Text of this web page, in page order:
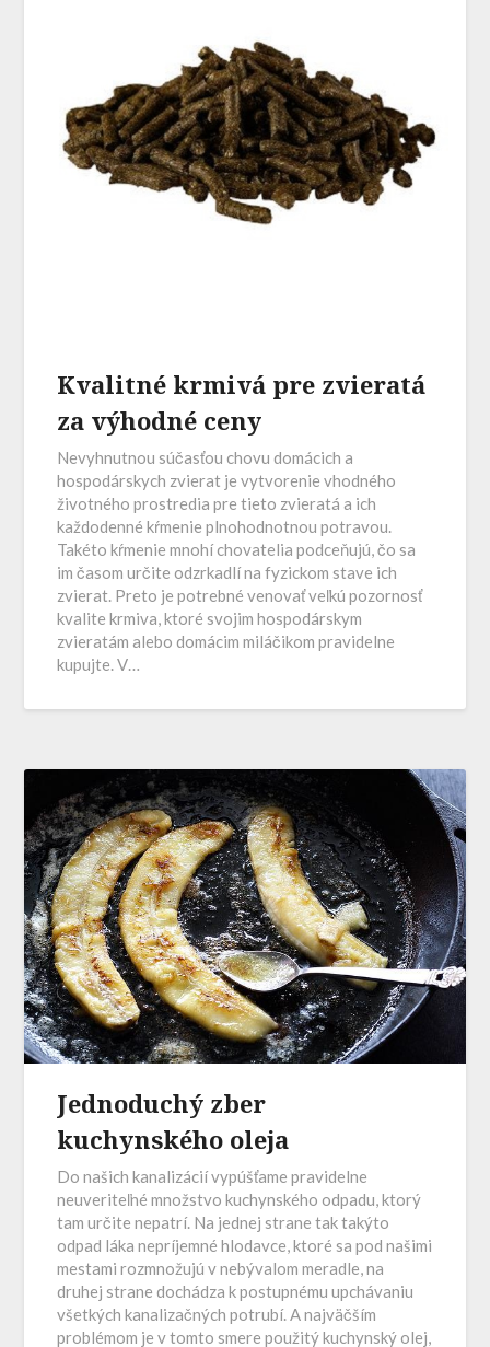
Kvalitné krmivá pre zvieratá
za výhodné ceny
Nevyhnutnou súčasťou chovu domácich a
hospodárskych zvierat je vytvorenie vhodného
životného prostredia pre tieto zvieratá a ich
každodenné kŕmenie plnohodnotnou potravou.
Takéto kŕmenie mnohí chovatelia podceňujú, čo sa
im časom určite odzrkadlí na fyzickom stave ich
zvierat. Preto je potrebné venovať veľkú pozornosť
kvalite krmiva, ktoré svojim hospodárskym
zvieratám alebo domácim miláčikom pravidelne
kupujte. V…
Jednoduchý zber
kuchynského oleja
Do našich kanalizácií vypúšťame pravidelne
neuveriteľné množstvo kuchynského odpadu, ktorý
tam určite nepatrí. Na jednej strane tak takýto
odpad láka nepríjemné hlodavce, ktoré sa pod našimi
mestami rozmnožujú v nebývalom meradle, na
druhej strane dochádza k postupnému upchávaniu
všetkých kanalizačných potrubí. A najväčším
problémom je v tomto smere použitý kuchynský olej,